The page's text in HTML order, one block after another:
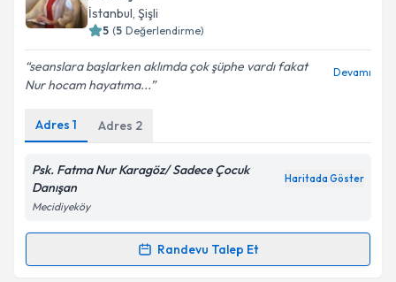
hazırlandığında e-posta ile bilgilendireceğiz.
Kişisel verilerimin işlenmesine ilişkin
Metni'ni okudum ve kişisel verilerimin belirtilen
kapsamda işlenmesini kabul ediyorum.
İstanbul, Şişli
5 (5 Değerlendirme)
seanslara başlarken aklımda çok şüphe vardı fakat
Nur hocam hayatıma...
Devamı
Adres 1 Adres 2
Psk. Fatma Nur Karagöz/ Sadece Çocuk
Danışan
Haritada Göster
Mecidiyeköy
Randevu Talep Et
Randevu Takvimi Talebi